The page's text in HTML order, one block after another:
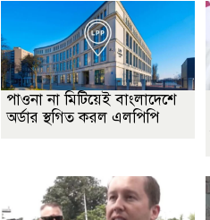
পাওনা না মিটিয়েই বাংলাদেশে
অর্ডার স্থগিত করল এলপিপি